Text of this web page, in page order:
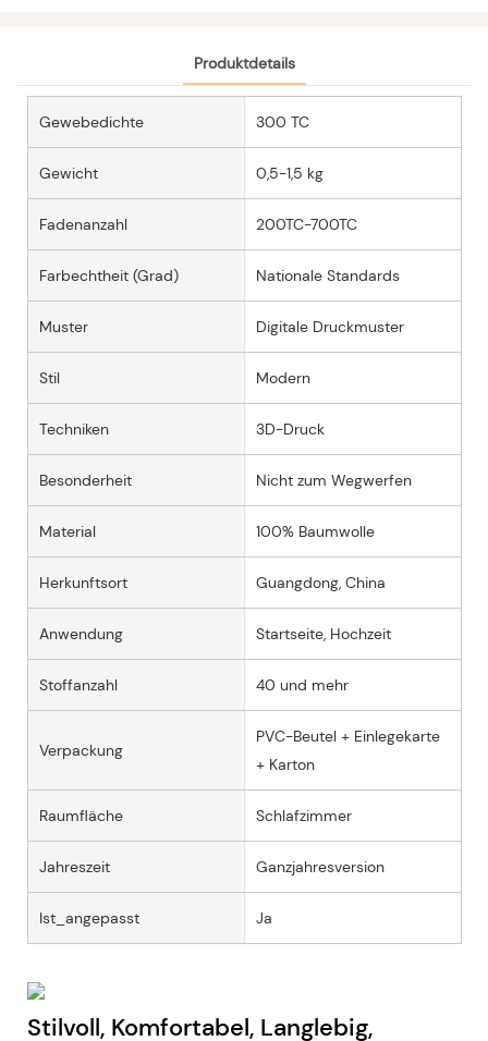
Produktdetails
Gewebedichte 300 TC
Gewicht 0,5-1,5 kg
Fadenanzahl 200TC-700TC
Farbechtheit (Grad) Nationale Standards
Muster Digitale Druckmuster
Stil Modern
Techniken 3D-Druck
Besonderheit Nicht zum Wegwerfen
Material 100% Baumwolle
Herkunftsort Guangdong, China
Anwendung Startseite, Hochzeit
Stoffanzahl 40 und mehr
Verpackung
PVC-Beutel + Einlegekarte
+ Karton
Raumfläche Schlafzimmer
Jahreszeit Ganzjahresversion
Ist_angepasst Ja
Stilvoll, Komfortabel, Langlebig,